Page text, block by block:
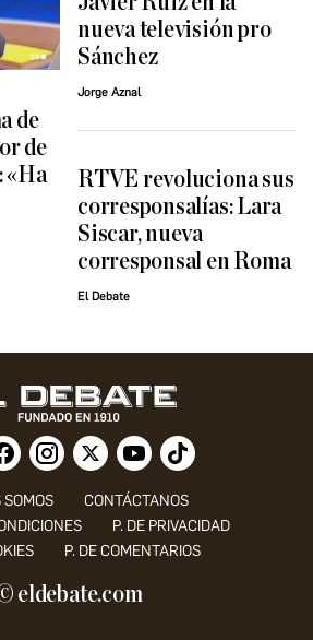
de
de
«Ha
nueva televisión pro
Sánchez
Jorge Aznal
RTVE revoluciona sus
corresponsalías: Lara
Siscar, nueva
corresponsal en Roma
El Debate
SOMOS
CONTÁCTANOS
P. DE PRIVACIDAD
P. DE COMENTARIOS
eldebate.com